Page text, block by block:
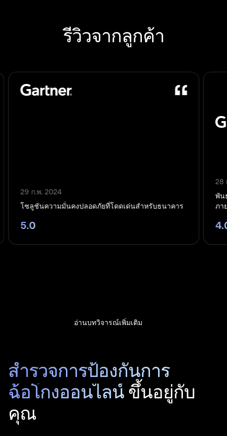
รีวิวจากลูกค้า
พันธมิตรที่ยอดเยี่ยมที่ให้การปกป้องจากภัยคุกคาม
ภายนอก
อ่านบทวิจารณ์เพิ่มเติม
สำรวจการป้องกันการ
ฉ้อโกงออนไลน์ ขึ้นอยู่กับ
คุณ